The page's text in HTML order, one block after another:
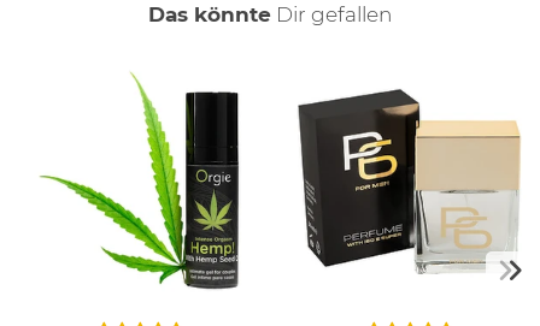
Das könnte Dir auch
gefallen